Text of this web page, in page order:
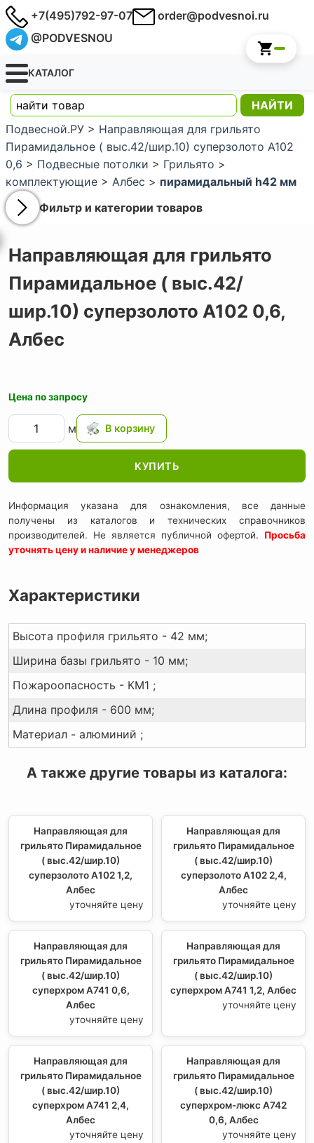
+7(495)792-97-07
order@podvesnoi.ru
@PODVESNOU
КАТАЛОГ
Подвесной.РУ > Направляющая для грильято
Пирамидальное ( выс.42/шир.10) суперзолото А102
0,6 > Подвесные потолки > Грильято >
комплектующие > Албес > пирамидальный h42 мм
Фильтр и категории товаров
Направляющая для грильято
Пирамидальное ( выс.42/
шир.10) суперзолото А102 0,6,
Албес
Цена по запросу
м
КУПИТЬ
Информация указана для ознакомления, все данные
получены из каталогов и технических справочников
производителей. Не является публичной офертой. Просьба
уточнять цену и наличие у менеджеров
Характеристики
Высота профиля грильято - 42 мм;
Ширина базы грильято - 10 мм;
Пожароопасность - КМ1 ;
Длина профиля - 600 мм;
Материал - алюминий ;
А также другие товары из каталога:
Направляющая для
грильято Пирамидальное
( выс.42/шир.10)
суперзолото А102 1,2,
Албес
уточняйте цену
Направляющая для
грильято Пирамидальное
( выс.42/шир.10)
суперзолото А102 2,4,
Албес
уточняйте цену
Направляющая для
грильято Пирамидальное
( выс.42/шир.10)
суперхром А741 0,6,
Албес
уточняйте цену
Направляющая для
грильято Пирамидальное
( выс.42/шир.10)
суперхром А741 1,2, Албес
уточняйте цену
Направляющая для
грильято Пирамидальное
( выс.42/шир.10)
суперхром А741 2,4,
Албес
уточняйте цену
Направляющая для
грильято Пирамидальное
( выс.42/шир.10)
суперхром-люкс А742
0,6, Албес
уточняйте цену